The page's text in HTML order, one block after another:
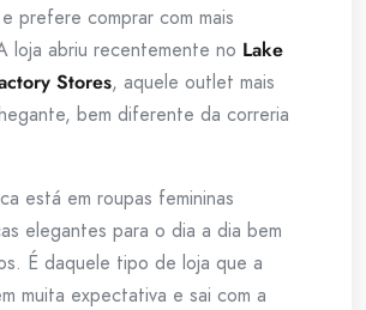
prefere comprar com mais
loja abriu recentemente no Lake
Stores, aquele outlet mais
bem diferente da correria
está em roupas femininas
elegantes para o dia a dia bem
É daquele tipo de loja que a
muita expectativa e sai com a